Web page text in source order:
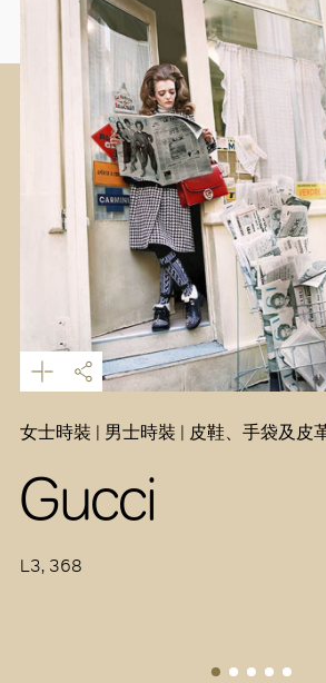
女士時裝 | 男士時裝 | 皮鞋、手袋及皮
Gucci
L3, 368